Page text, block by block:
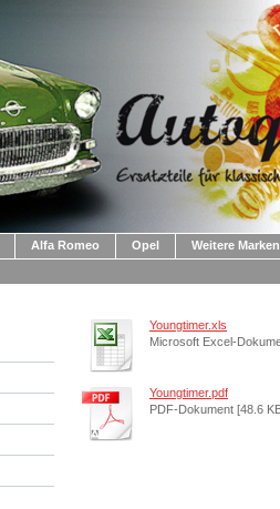
Alfa Romeo Opel
Weitere Marken
Youngtimer.xls
Microsoft Excel-
Youngtimer.pdf
PDF-Dokument [48.6